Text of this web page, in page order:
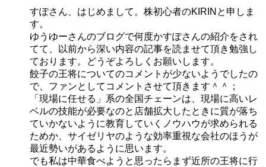
すぽさん、はじめまして。株初心者のKIRINと申しま
す。
ゆうゆーさんのブログで何度かすぽさんの紹介をされ
てて、以前から深い内容の記事を読ませて頂き勉強し
ております。どうぞよろしくお願いします。
餃子の王将についてのコメントが少ないようでしたの
で、ファンとしてコメントさせて頂きます＾＾；
「現場に任せる」系の全国チェーンは、現場に高いレ
ベルの技能が必要なのと店舗拡大したときに質が落ち
ていかないように教育していくノウハウが求められる
ためか、サイゼリヤのような効率重視な会社のほうが
最近勢いがあるように思います。
でも私は中華食べようと思ったらまず近所の王将に行